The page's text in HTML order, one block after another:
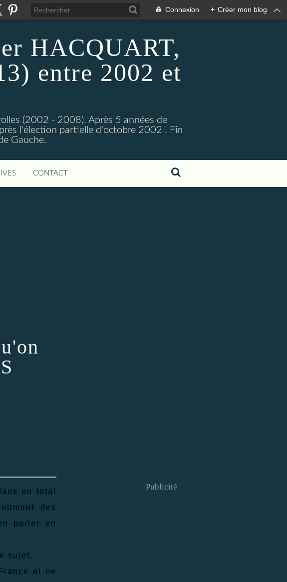
Connexion + Créer mon blog
HACQUART,
entre 2002 et
(2002 - 2008). Après 5 années de
l'élection partielle d'octobre 2002 ! Fin
Gauche.
CONTACT
un total
des
parler en
sujet.
et ne
Publicité